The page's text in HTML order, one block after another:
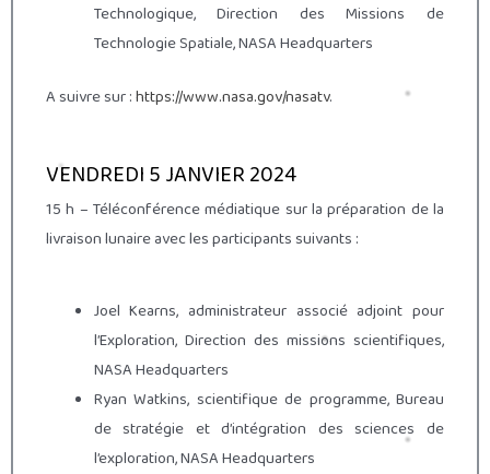
Technologique, Direction des Missions de
Technologie Spatiale, NASA Headquarters
A suivre sur :https://www.nasa.gov/nasatv.
VENDREDI 5 JANVIER 2024
15 h – Téléconférence médiatique sur la préparation de la
livraison lunaire avec les participants suivants :
Joel Kearns, administrateur associé adjoint pour
l’Exploration, Direction des missions scientifiques,
NASA Headquarters
Ryan Watkins, scientifique de programme, Bureau
de stratégie et d’intégration des sciences de
l’exploration, NASA Headquarters